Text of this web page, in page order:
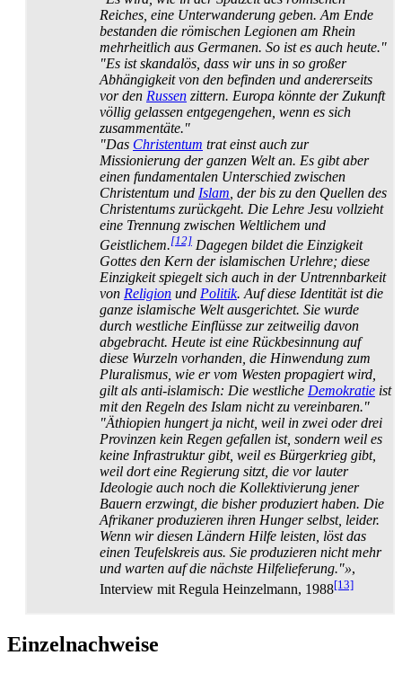
Reiches, eine Unterwanderung geben. Am Ende
bestanden die römischen Legionen am Rhein
mehrheitlich aus Germanen. So ist es auch heute."
"Es ist skandalös, dass wir uns in so großer
Abhängigkeit von den befinden und andererseits
vor den Russen zittern. Europa könnte der Zukunft
völlig gelassen entgegengehen, wenn es sich
zusammentäte."
"Das Christentum trat einst auch zur
Missionierung der ganzen Welt an. Es gibt aber
einen fundamentalen Unterschied zwischen
Christentum und Islam , der bis zu den Quellen des
Christentums zurückgeht. Die Lehre Jesu vollzieht
eine Trennung zwischen Weltlichem und
Geistlichem.[12] Dagegen bildet die Einzigkeit
Gottes den Kern der islamischen Urlehre; diese
Einzigkeit spiegelt sich auch in der Untrennbarkeit
von Religion und Politik. Auf diese Identität ist die
ganze islamische Welt ausgerichtet. Sie wurde
durch westliche Einflüsse zur zeitweilig davon
abgebracht. Heute ist eine Rückbesinnung auf
diese Wurzeln vorhanden, die Hinwendung zum
Pluralismus, wie er vom Westen propagiert wird,
gilt als anti-islamisch: Die westliche Demokratie ist
mit den Regeln des Islam nicht zu vereinbaren."
"Äthiopien hungert ja nicht, weil in zwei oder drei
Provinzen kein Regen gefallen ist, sondern weil es
keine Infrastruktur gibt, weil es Bürgerkrieg gibt,
weil dort eine Regierung sitzt, die vor lauter
Ideologie auch noch die Kollektivierung jener
Bauern erzwingt, die bisher produziert haben. Die
Afrikaner produzieren ihren Hunger selbst, leider.
Wenn wir diesen Ländern Hilfe leisten, löst das
einen Teufelskreis aus. Sie produzieren nicht mehr
und warten auf die nächste Hilfelieferung."»,
Interview mit Regula Heinzelmann, 1988[13]
Einzelnachweise